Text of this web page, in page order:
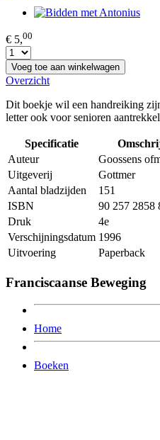
€ 5,00
Voeg toe aan winkelwagen
Overzicht
Dit boekje wil een handreiking
letter ook voor senioren
Specificatie
Auteur
Goossens
Uitgeverij
Gottmer
Aantal bladzijden
151
ISBN
90 257 2858
Druk
4e
Verschijningsdatum 1996
Uitvoering
Paperback
Franciscaanse Beweging
Home
Boeken